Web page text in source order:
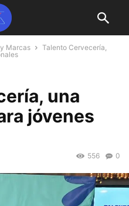
Marcas
Talento Cervecería,
una
jóvenes
0
556